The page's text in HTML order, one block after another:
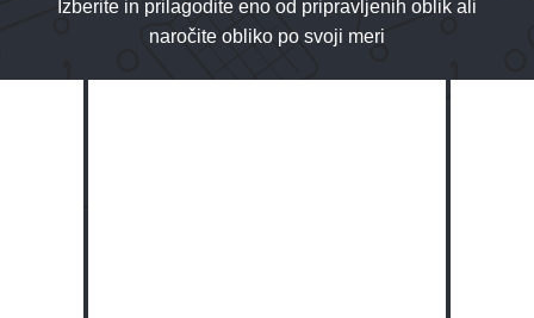
Izberite in prilagodite eno od pripravljenih oblik ali
naročite obliko po svoji meri